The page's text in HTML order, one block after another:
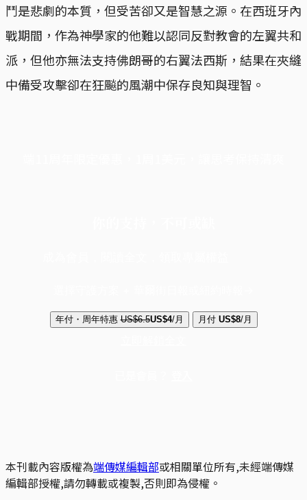
鬥是悲劇的本質，但受苦卻又是智慧之源。在西班牙內
戰期間，作為神學家的他難以認同反對教會的左翼共和
派，但他亦無法支持佛朗哥的右翼法西斯，結果在夾縫
中備受攻擊卻在狂飈的風潮中保存良知與理智。
年付・周年特惠 US$6.5US$4/月 月付 US$8/月
本刊載內容版權為端傳媒編輯部或相關單位所有,未經端傳媒
編輯部授權,請勿轉載或複製,否則即為侵權。